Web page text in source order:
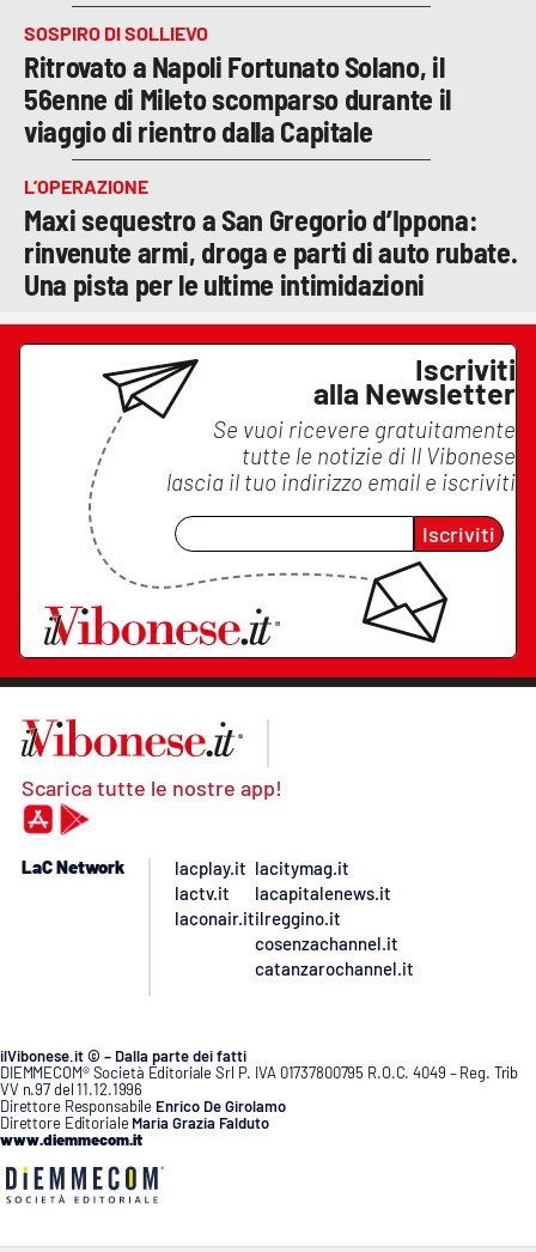
SOSPIRO DI SOLLIEVO
Ritrovato a Napoli Fortunato Solano, il
56enne di Mileto scomparso durante il
viaggio di rientro dalla Capitale
L’OPERAZIONE
Maxi sequestro a San Gregorio d’Ippona:
rinvenute armi, droga e parti di auto rubate.
Una pista per le ultime intimidazioni
Iscriviti
alla Newsletter
Se vuoi ricevere gratuitamente
tutte le notizie di Il Vibonese
lascia il tuo indirizzo email e iscriviti
Iscriviti
Scarica tutte le nostre app!
LaC Network
lacplay.it
lactv.it
laconair.it
lacitymag.it
lacapitalenews.it
ilreggino.it
cosenzachannel.it
catanzarochannel.it
ilVibonese.it © – Dalla parte dei fatti
DIEMMECOM® Società Editoriale Srl P. IVA 01737800795 R.O.C. 4049 – Reg. Trib
VV n.97 del 11.12.1996
Direttore Responsabile Enrico De Girolamo
Direttore Editoriale Maria Grazia Falduto
www.diemmecom.it